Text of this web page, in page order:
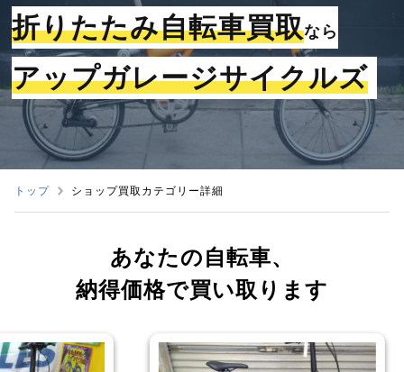
折りたたみ自転車買取なら
アップガレージサイクルズ
トップ ショップ買取カテゴリー詳細
あなたの自転車、
納得価格で買い取ります